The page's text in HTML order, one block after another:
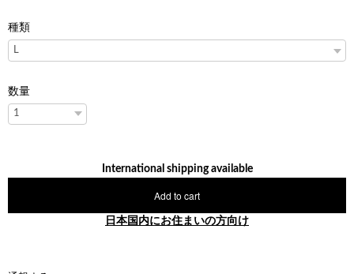
種類
数量
International shipping available
Add to cart
日本国内にお住まいの方向け